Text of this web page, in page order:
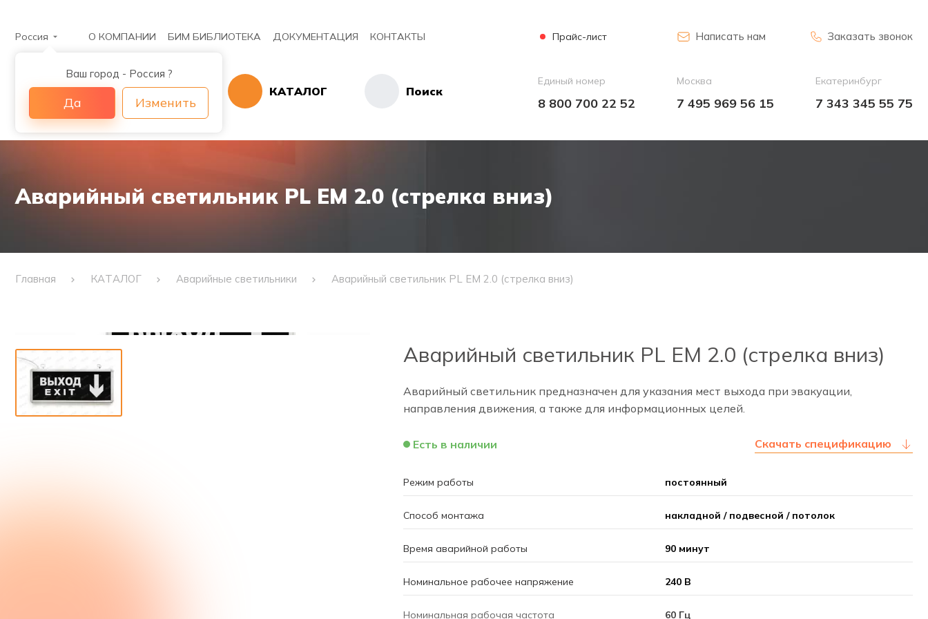
Россия
Ваш город - Россия ?
Да Изменить
О КОМПАНИИ БИМ БИБЛИОТЕКА ДОКУМЕНТАЦИЯ КОНТАКТЫ Прайс-лист Написать нам Заказать звонок
КАТАЛОГ Поиск
Единый номер
8 800 700 22 52
Москва
7 495 969 56 15
Екатеринбург
7 343 345 55 75
Аварийный светильник PL EM 2.0 (стрелка вниз)
Главная КАТАЛОГ Аварийные светильники Аварийный светильник PL EM 2.0 (стрелка вниз)
Аварийный светильник PL EM 2.0 (стрелка вниз)
Аварийный светильник предназначен для указания мест выхода при эвакуации,
направления движения, а также для информационных целей.
Есть в наличии Скачать спецификацию
Режим работы постоянный
Способ монтажа накладной / подвесной / потолок
Время аварийной работы 90 минут
Номинальное рабочее напряжение 240 В
Номинальная рабочая частота 60 Гц